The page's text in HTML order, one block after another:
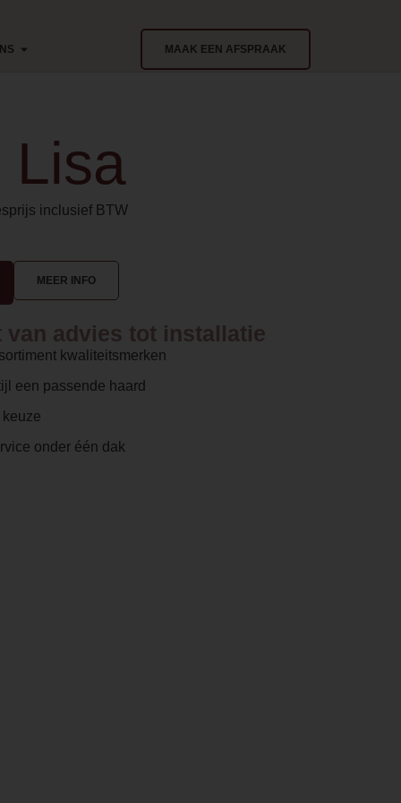
MAAK EEN AFSPRAAK
Lisa
inclusief BTW
MEER INFO
advies tot installatie
kwaliteitsmerken
een passende haard
onder één dak